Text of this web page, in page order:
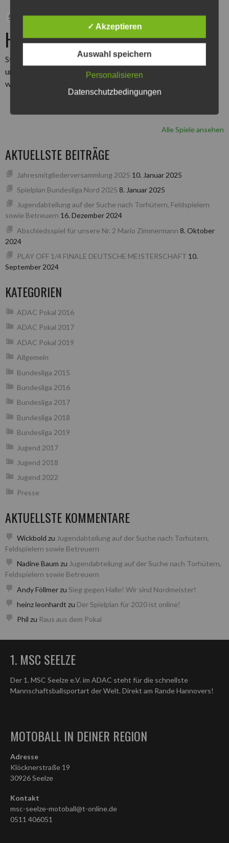
5. Mai 2019
Heimsieg gegen Philippsburg
Starker Kampf bei schlechtem Wetter. Am Ende belohnen wir
uns mit 3 Punkten gegen einen Gegner auf Augenhöhe, indem
wir unsere Chancen besser nutzten.
gegen
Alle Spiele ansehen
AKTUELLSTE BEITRÄGE
Jahresmitgliederversammlung 2025 10. Januar 2025
Spielplan Bundesliga Nord 2025 8. Januar 2025
Jugendabteilung auf der Suche nach Torhütern, Feldspielern
sowie Betreuern 16. Dezember 2024
Abschiedsspiel für unsere Nr. 2 Mario Zimmermann 8. Oktober
2024
PLAY OFF 1/4 FINALE DEUTSCHE MEISTERSCHAFT 10.
September 2024
KATEGORIEN
ADAC Pokal 2016
ADAC Pokal 2017
ADAC Pokal 2019
Allgemein
Bundesliga 2015
Bundesliga 2016
Bundesliga 2017
Bundesliga 2018
Bundesliga 2019
Jugend 2017
Jugend 2018
Jugend 2022
Presse
AKTUELLSTE KOMMENTARE
Wickbold zu Jugendabteilung auf der Suche nach Torhütern,
Feldspielern sowie Betreuern
Nadine Baum zu Jugendabteilung auf der Suche nach Torhütern,
Feldspielern sowie Betreuern
Andy Föllmerzu Sieg gegen Halle! Wir sind Nordmeister!
heinz leonhardt zu Der Spielplan für 2020 ist online!
Phil zu Raus aus dem Pokal
1. MSC SEELZE
Der 1. MSC Seelze e.V. im ADAC steht für die schnellste
Mannschaftsballsportart der Welt. Direkt am Rande Hannovers!
MOTOBALL IN DEINER REGION
Adresse
Klöcknerstraße 19
30926 Seelze
Kontakt
msc-seelze-motoball@t-online.de
0511 406051
✓ Akzeptieren
Auswahl speichern
Personalisieren
Datenschutzbedingungen